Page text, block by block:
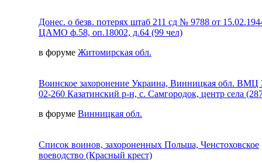
Донес. о безв. потерях штаб 211 сд № 9788 от
ЦАМО ф.58, оп.18002, д.64 (99 чел)
в форуме Житомирская обл.
Воинское захоронение Украина, Винницкая обл. ВМЦ
02-260 Казатинский р-н, с. Самгородок, центр села
в форуме Винницкая обл.
Список воинов, захороненных Польша, Ченстоховское
воеводство (Красный крест)